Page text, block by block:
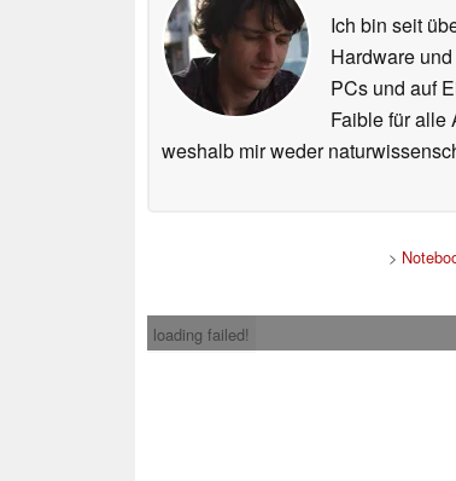
Ich bin seit
Hardware
PCs und auf
Faible für alle
weshalb mir weder
>
loading failed!